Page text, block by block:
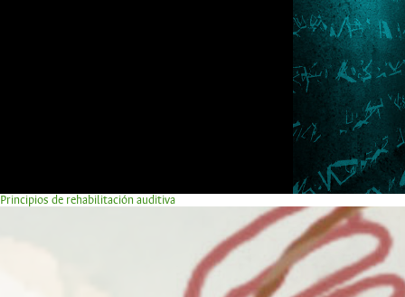
Principios de rehabilitación auditiva